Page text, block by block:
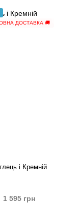
ДОСТАВКА 🚚
і Кремній
1 595 грн